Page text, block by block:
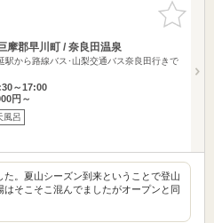
お気に入
りに追加
摩郡早川町 / 奈良田温泉
駅から路線バス･山梨交通バス奈良田行きで
～17:00
円～
風呂
た。夏山シーズン到来ということで登山
はそこそこ混んでましたがオープンと同